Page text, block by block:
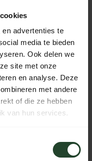
advertenties te
media te bieden
Ook delen we
site met onze
en analyse. Deze
met andere
of die ze hebben
van hun services.
retourbeleid
dag verzonden
20:00 via de chat,